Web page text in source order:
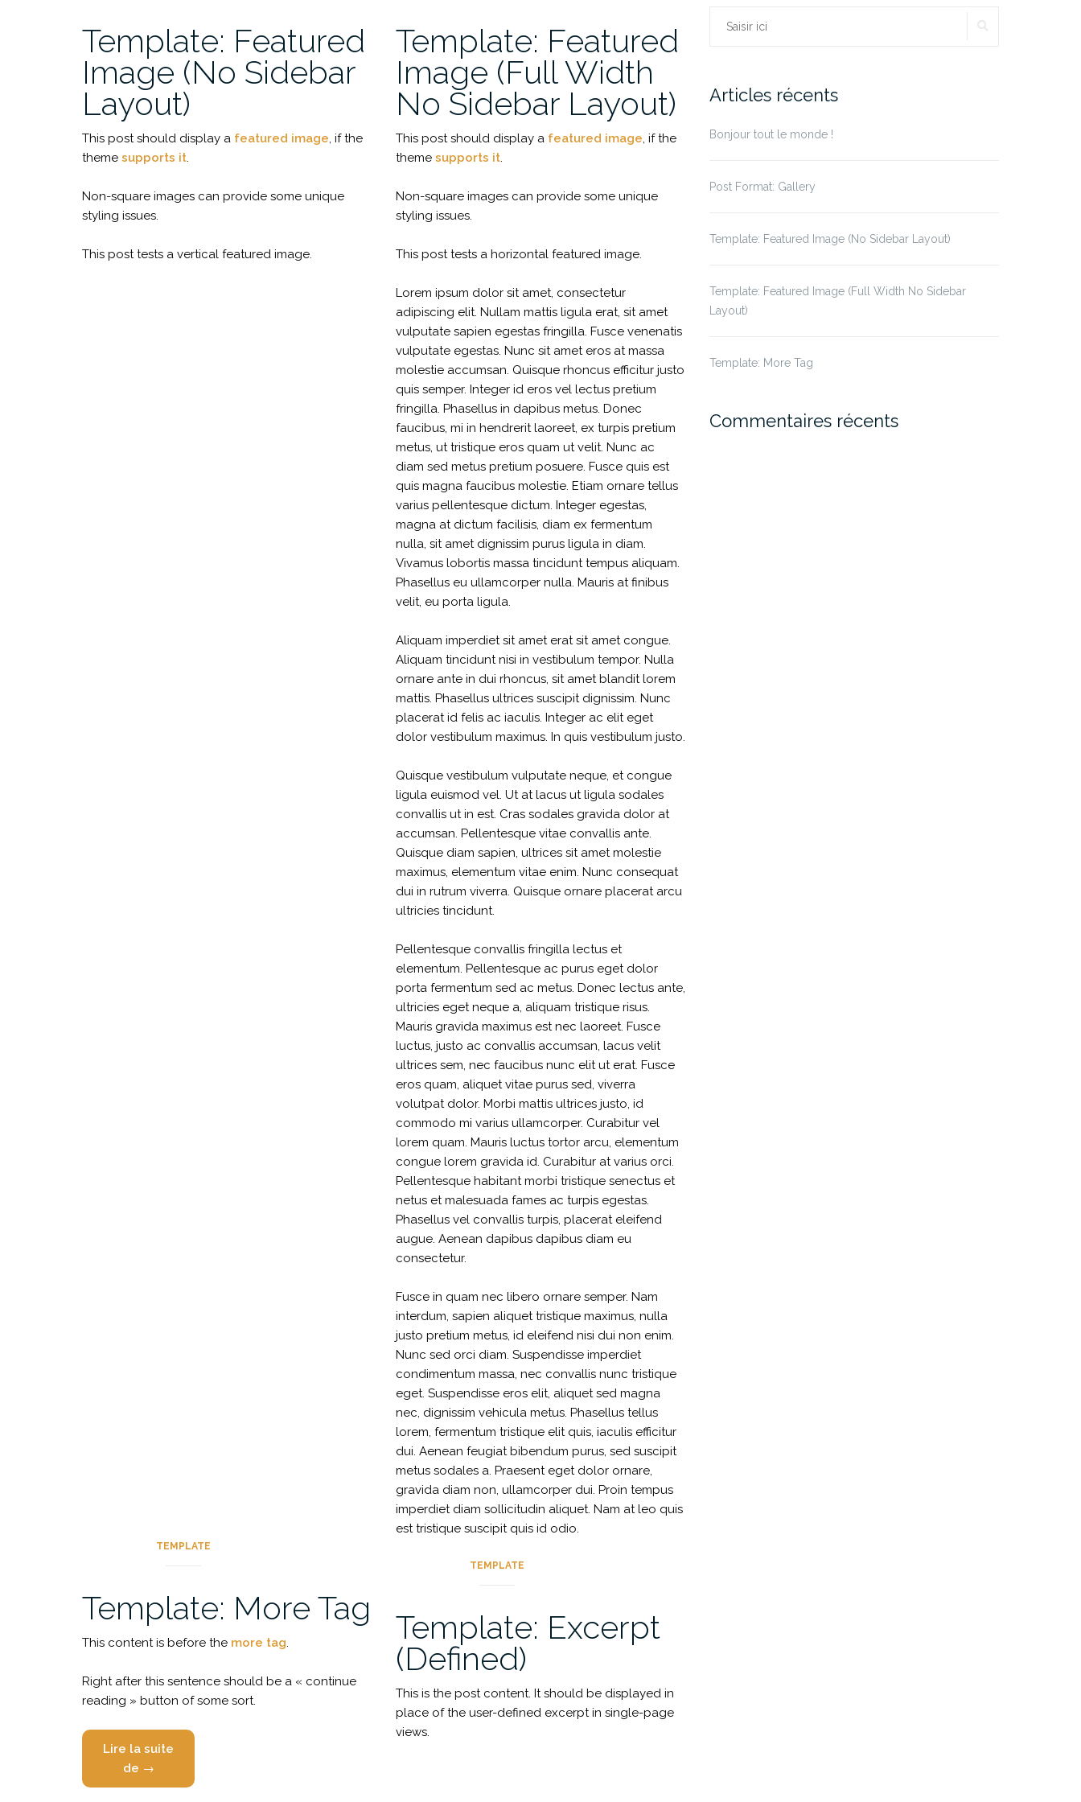
Template: Featured
Image (No Sidebar
Layout)
This post should display a featured image, if the
theme supports it.
Non-square images can provide some unique
styling issues.
This post tests a vertical featured image.
Template: Featured
Image (Full Width
No Sidebar Layout)
This post should display a featured image, if the
theme supports it.
Non-square images can provide some unique
styling issues.
This post tests a horizontal featured image.
Lorem ipsum dolor sit amet, consectetur
adipiscing elit. Nullam mattis ligula erat, sit amet
vulputate sapien egestas fringilla. Fusce venenatis
vulputate egestas. Nunc sit amet eros at massa
molestie accumsan. Quisque rhoncus efficitur justo
quis semper. Integer id eros vel lectus pretium
fringilla. Phasellus in dapibus metus. Donec
faucibus, mi in hendrerit laoreet, ex turpis pretium
metus, ut tristique eros quam ut velit. Nunc ac
diam sed metus pretium posuere. Fusce quis est
quis magna faucibus molestie. Etiam ornare tellus
varius pellentesque dictum. Integer egestas,
magna at dictum facilisis, diam ex fermentum
nulla, sit amet dignissim purus ligula in diam.
Vivamus lobortis massa tincidunt tempus aliquam.
Phasellus eu ullamcorper nulla. Mauris at finibus
velit, eu porta ligula.
Aliquam imperdiet sit amet erat sit amet congue.
Aliquam tincidunt nisi in vestibulum tempor. Nulla
ornare ante in dui rhoncus, sit amet blandit lorem
mattis. Phasellus ultrices suscipit dignissim. Nunc
placerat id felis ac iaculis. Integer ac elit eget
dolor vestibulum maximus. In quis vestibulum justo.
Quisque vestibulum vulputate neque, et congue
ligula euismod vel. Ut at lacus ut ligula sodales
convallis ut in est. Cras sodales gravida dolor at
accumsan. Pellentesque vitae convallis ante.
Quisque diam sapien, ultrices sit amet molestie
maximus, elementum vitae enim. Nunc consequat
dui in rutrum viverra. Quisque ornare placerat arcu
ultricies tincidunt.
Pellentesque convallis fringilla lectus et
elementum. Pellentesque ac purus eget dolor
porta fermentum sed ac metus. Donec lectus ante,
ultricies eget neque a, aliquam tristique risus.
Mauris gravida maximus est nec laoreet. Fusce
luctus, justo ac convallis accumsan, lacus velit
ultrices sem, nec faucibus nunc elit ut erat. Fusce
eros quam, aliquet vitae purus sed, viverra
volutpat dolor. Morbi mattis ultrices justo, id
commodo mi varius ullamcorper. Curabitur vel
lorem quam. Mauris luctus tortor arcu, elementum
congue lorem gravida id. Curabitur at varius orci.
Pellentesque habitant morbi tristique senectus et
netus et malesuada fames ac turpis egestas.
Phasellus vel convallis turpis, placerat eleifend
augue. Aenean dapibus dapibus diam eu
consectetur.
Fusce in quam nec libero ornare semper. Nam
interdum, sapien aliquet tristique maximus, nulla
justo pretium metus, id eleifend nisi dui non enim.
Nunc sed orci diam. Suspendisse imperdiet
condimentum massa, nec convallis nunc tristique
eget. Suspendisse eros elit, aliquet sed magna
nec, dignissim vehicula metus. Phasellus tellus
lorem, fermentum tristique elit quis, iaculis efficitur
dui. Aenean feugiat bibendum purus, sed suscipit
metus sodales a. Praesent eget dolor ornare,
gravida diam non, ullamcorper dui. Proin tempus
imperdiet diam sollicitudin aliquet. Nam at leo quis
est tristique suscipit quis id odio.
TEMPLATE
Template: More Tag
This content is before the more tag.
Right after this sentence should be a « continue
reading » button of some sort.
Lire la suite
de « Template:
More
→
TEMPLATE
Template: Excerpt
(Defined)
This is the post content. It should be displayed in
place of the user-defined excerpt in single-page
views.
Rechercher :
Articles récents
Bonjour tout le monde !
Post Format: Gallery
Template: Featured Image (No Sidebar Layout)
Template: Featured Image (Full Width No Sidebar
Layout)
Template: More Tag
Commentaires récents